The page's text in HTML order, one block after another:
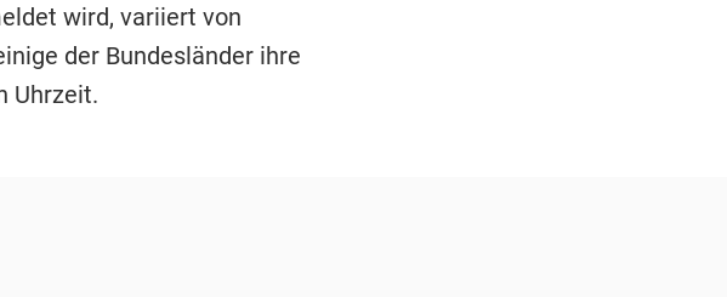
wird, variiert von
der Bundesländer ihre
Uhrzeit.